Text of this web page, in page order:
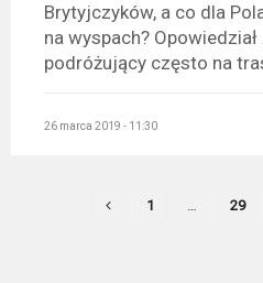
Brytyjczyków, a co dla
na wyspach?
podróżujący często na
26 marca 2019 - 11:30
1 29